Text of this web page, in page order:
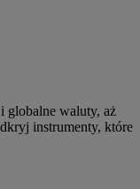
globalne waluty, aż
instrumenty, które